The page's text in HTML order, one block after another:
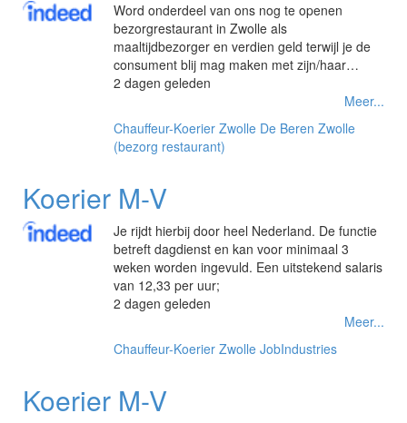
Word onderdeel van ons nog te openen
bezorgrestaurant in Zwolle als
maaltijdbezorger en verdien geld terwijl je de
consument blij mag maken met zijn/haar…
2 dagen geleden
Meer...
Chauffeur-Koerier Zwolle De Beren Zwolle
(bezorg restaurant)
Koerier M-V
Je rijdt hierbij door heel Nederland. De functie
betreft dagdienst en kan voor minimaal 3
weken worden ingevuld. Een uitstekend salaris
van 12,33 per uur;
2 dagen geleden
Meer...
Chauffeur-Koerier Zwolle JobIndustries
Koerier M-V